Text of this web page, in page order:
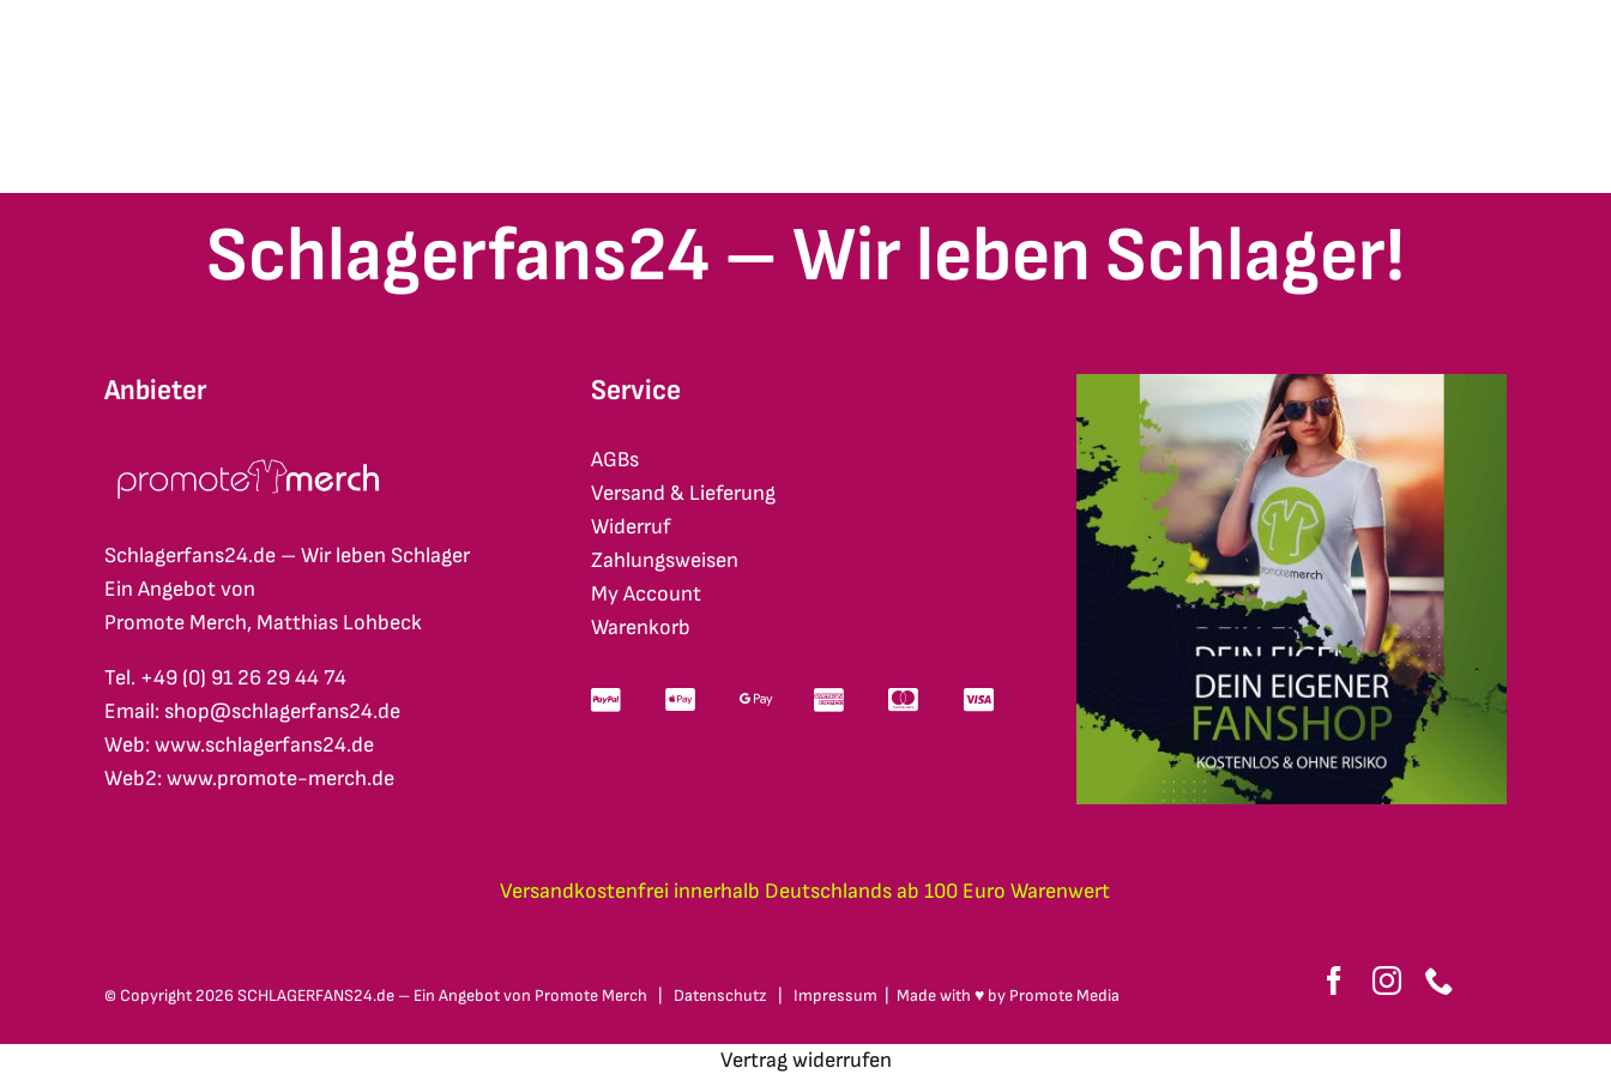
Schlagerfans24 – Wir leben Schlager!
Anbieter
Schlagerfans24.de – Wir leben Schlager
Ein Angebot von
Promote Merch, Matthias Lohbeck
Tel. +49 (0) 91 26 29 44 74
Email: shop@schlagerfans24.de
Web: www.schlagerfans24.de
Web2: www.promote-merch.de
Service
AGBs
Versand & Lieferung
Widerruf
Zahlungsweisen
My Account
Warenkorb
Versandkostenfrei innerhalb Deutschlands ab 100 Euro Warenwert
© Copyright 2026 SCHLAGERFANS24.de – Ein Angebot von Promote Merch Datenschutz Impressum | Made with ♥ by Promote Media
Vertrag widerrufen